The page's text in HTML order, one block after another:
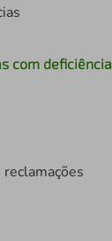
com deficiência